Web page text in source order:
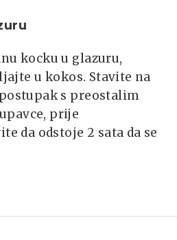
kocku u glazuru,
u kokos. Stavite na
s preostalim
prije
da odstoje 2 sata da se